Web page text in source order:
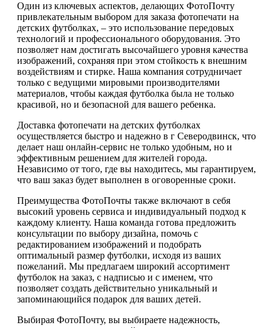
Один из ключевых аспектов, делающих ФотоПочту
привлекательным выбором для заказа фотопечати на
детских футболках, – это использование передовых
технологий и профессионального оборудования. Это
позволяет нам достигать высочайшего уровня качества
изображений, сохраняя при этом стойкость к внешним
воздействиям и стирке. Наша компания сотрудничает
только с ведущими мировыми производителями
материалов, чтобы каждая футболка была не только
красивой, но и безопасной для вашего ребенка.
Доставка фотопечати на детских футболках
осуществляется быстро и надежно в г Северодвинск, что
делает наш онлайн-сервис не только удобным, но и
эффективным решением для жителей города.
Независимо от того, где вы находитесь, мы гарантируем,
что ваш заказ будет выполнен в оговоренные сроки.
Преимущества ФотоПочты также включают в себя
высокий уровень сервиса и индивидуальный подход к
каждому клиенту. Наша команда готова предложить
консультации по выбору дизайна, помочь с
редактированием изображений и подобрать
оптимальный размер футболки, исходя из ваших
пожеланий. Мы предлагаем широкий ассортимент
футболок на заказ, с надписью и с именем, что
позволяет создать действительно уникальный и
запоминающийся подарок для ваших детей.
Выбирая ФотоПочту, вы выбираете надежность,